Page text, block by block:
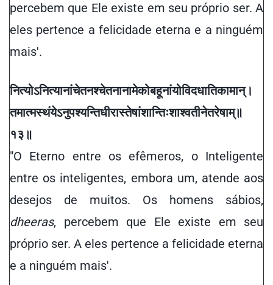
percebem que Ele existe em seu próprio ser. A
eles pertence a felicidade eterna e a ninguém
mais'.
नित्योऽनित्यानांचेतनश्चेतनानामेकोबहूनांयोविदधातिकामान्।
तमात्मस्थंयेऽनुपश्यन्तिधीरास्तेषांशान्तिःशाश्वतीनेतरेषाम्॥
१३ ॥
"O Eterno entre os efêmeros, o Inteligente
entre os inteligentes, embora um, atende aos
desejos de muitos. Os homens sábios,
dheeras, percebem que Ele existe em seu
próprio ser. A eles pertence a felicidade eterna
e a ninguém mais'.